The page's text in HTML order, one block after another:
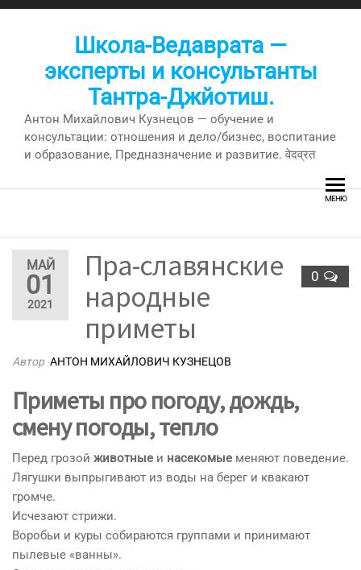
Перейти
Школа-Ведаврата —
эксперты и консультанты
Тантра-Джйотиш.
Антон Михайлович Кузнецов — обучение и
консультации: отношения и дело/бизнес, воспитание
и образование, Предназначение и развитие. वेदव्रत
МЕНЮ
МАЙ
01
2021
0
Пра-славянские
народные
приметы
Автор АНТОН МИХАЙЛОВИЧ КУЗНЕЦОВ
Приметы про погоду, дождь,
смену погоды, тепло
Перед грозой животные и насекомые меняют поведение.
Лягушки выпрыгивают из воды на берег и квакают
громче.
Исчезают стрижи.
Воробьи и куры собираются группами и принимают
пылевые «ванны».